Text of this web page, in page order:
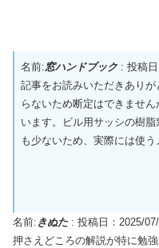
名前:窓ハンドブック: 投稿
記事をお読みいただきあり
らないため断定はできませ
います。ビル用サッシの樹
も少ないため、実際には使う
名前: きぬた : 投稿日：2025/
押さえどころの解説が特に勉